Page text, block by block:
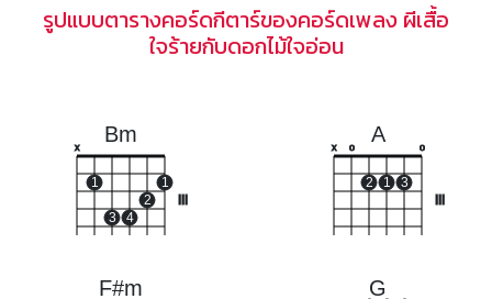
รูปแบบตารางคอร์ดกีตาร์ของคอร์ดเพลง ผีเสื้อ
ใจร้ายกับดอกไม้ใจอ่อน
Bm
x
1
3 4
2
1
A
x o
2 1 3
o
F#m G